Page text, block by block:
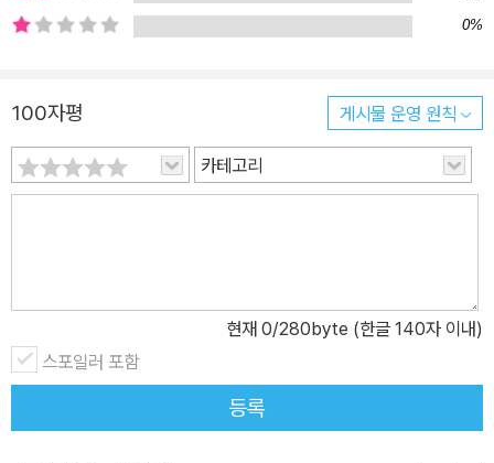
0%
100자평 게시물 운영 원칙
카테고리
현재 0/280byte (한글 140자 이내)
스포일러 포함
등록